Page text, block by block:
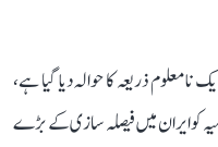
ذریعہ کا حوالہ دیا گیا ہے،
کو ایران میں فیصلہ سازی کے بڑے